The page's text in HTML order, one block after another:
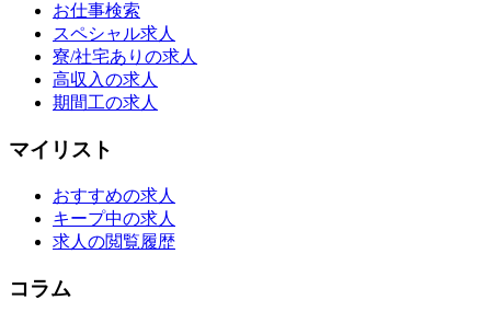
お仕事検索
スペシャル求人
寮/社宅ありの求人
高収入の求人
期間工の求人
マイリスト
おすすめの求人
キープ中の求人
求人の閲覧履歴
コラム